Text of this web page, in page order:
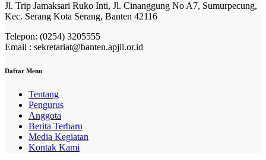
Jl. Trip Jamaksari Ruko Inti, Jl. Cinanggung No A7, Sumurpecung,
Kec. Serang Kota Serang, Banten 42116
Telepon: (0254) 3205555
Email : sekretariat@banten.apjii.or.id
Daftar Menu
Tentang
Pengurus
Anggota
Berita Terbaru
Media Kegiatan
Kontak Kami